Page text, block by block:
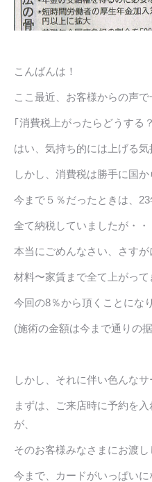
こんばんは！
ここ最近、お客様からの声で
｢消費税上がったらどうする
はい、気持ち的には上げる気
しかし、消費税は勝手に国か
今まで５％だったときは、
全て納税していましたが・・
本当にごめんなさい、さす
材料〜家賃まで全て上がって
今回の8％から頂くことにな
(施術の金額は今まで通りの
しかし、それに伴い色んな
まずは、ご来店時に予約を
が、
そのお客様みなさまにお渡
今まで、カードがいっぱい